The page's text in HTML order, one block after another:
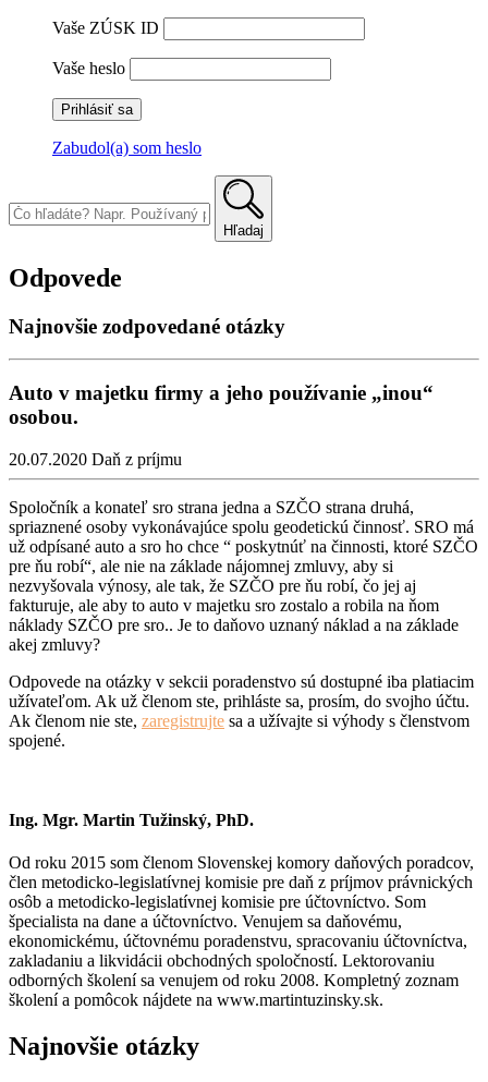
Vaše ZÚSK ID
Vaše heslo
Zabudol(a) som heslo
to
content
Hľadaj
Odpovede
Najnovšie zodpovedané otázky
Auto v majetku firmy a jeho používanie „inou“
osobou.
20.07.2020 Daň z príjmu
Spoločník a konateľ sro strana jedna a SZČO strana druhá,
spriaznené osoby vykonávajúce spolu geodetickú činnosť. SRO má
už odpísané auto a sro ho chce “ poskytnúť na činnosti, ktoré SZČO
pre ňu robí“, ale nie na základe nájomnej zmluvy, aby si
nezvyšovala výnosy, ale tak, že SZČO pre ňu robí, čo jej aj
fakturuje, ale aby to auto v majetku sro zostalo a robila na ňom
náklady SZČO pre sro.. Je to daňovo uznaný náklad a na základe
akej zmluvy?
Odpovede na otázky v sekcii poradenstvo sú dostupné iba platiacim
užívateľom. Ak už členom ste, prihláste sa, prosím, do svojho účtu.
Ak členom nie ste, zaregistrujte sa a užívajte si výhody s členstvom
spojené.
Ing. Mgr. Martin Tužinský, PhD.
Od roku 2015 som členom Slovenskej komory daňových poradcov,
člen metodicko-legislatívnej komisie pre daň z príjmov právnických
osôb a metodicko-legislatívnej komisie pre účtovníctvo. Som
špecialista na dane a účtovníctvo. Venujem sa daňovému,
ekonomickému, účtovnému poradenstvu, spracovaniu účtovníctva,
zakladaniu a likvidácii obchodných spoločností. Lektorovaniu
odborných školení sa venujem od roku 2008. Kompletný zoznam
školení a pomôcok nájdete na www.martintuzinsky.sk.
Najnovšie otázky